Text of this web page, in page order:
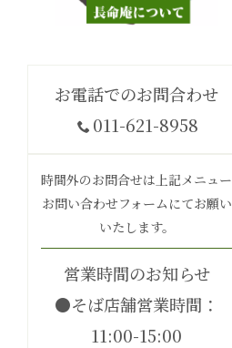
お電話でのお問合わせ
011-621-8958
時間外のお問合せは上記メニュー
お問い合わせフォームにてお願い
いたします。
営業時間のお知らせ
●そば店舗営業時間：
11:00-15:00